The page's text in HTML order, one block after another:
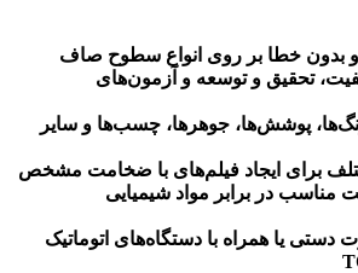
و بدون خطا بر روی انواع سطوح صاف
تحقیق و توسعه و آزمون‌های
پوشش‌ها، جوهرها، چسب‌ها و سایر
برای ایجاد فیلم‌های با ضخامت مشخص
مناسب در برابر مواد شیمیایی
دستی یا همراه با دستگاه‌های اتوماتیک